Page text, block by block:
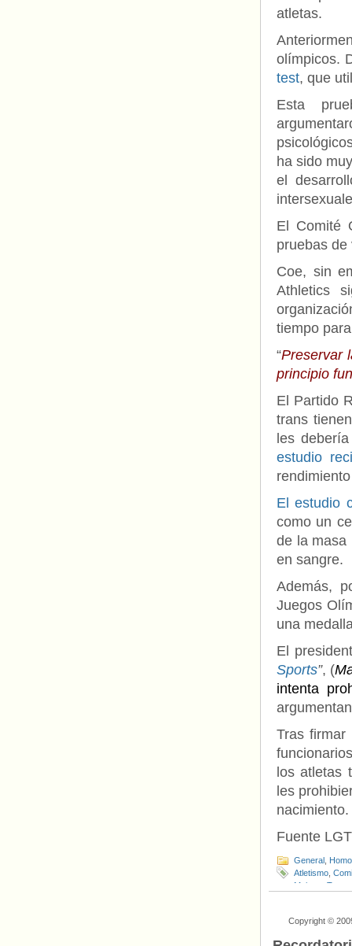
atletas.
olímpicos.
test, que
Esta
ha sido
el
El Comité
pruebas de
Coe, sin
Athletics
tiempo
“Preservar
principio
El Partido
trans
les
estudio
El estudio
como un
de la masa
en sangre.
Además,
Juegos
una
El
Sports”, (
intenta
Tras
los atletas
les
nacimiento.
Fuente
General
Atletismo
Mujeres Trans
Copyright ©